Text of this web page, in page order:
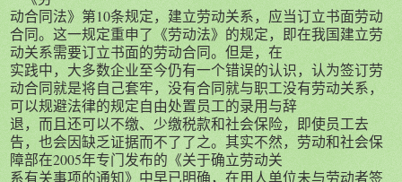
动合同法》第10条规定，建立劳动关系，应当订立书面劳动
合同。这一规定重申了《劳动法》的规定，即在我国建立劳
动关系需要订立书面的劳动合同。但是，在
实践中，大多数企业至今仍有一个错误的认识，认为签订劳
动合同就是将自己套牢，没有合同就与职工没有劳动关系，
可以规避法律的规定自由处置员工的录用与辞
退，而且还可以不缴、少缴税款和社会保险，即使员工去
告，也会因缺乏证据而不了了之。其实不然，劳动和社会保
障部在2005年专门发布的《关于确立劳动关
系有关事项的通知》中早已明确，在用人单位未与劳动者签